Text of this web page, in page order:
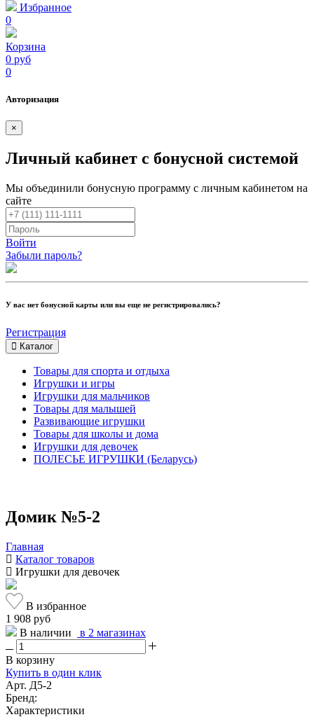
Избранное
0
Корзина
0 руб
0
Авторизация
×
Личный кабинет с бонусной системой
Мы объединили бонусную программу с личным кабинетом на
сайте
Войти
Забыли пароль?
У вас нет бонусной карты или вы еще не регистрировались?
Регистрация
Каталог
Товары для спорта и отдыха
Игрушки и игры
Игрушки для мальчиков
Товары для малышей
Развивающие игрушки
Товары для школы и дома
Игрушки для девочек
ПОЛЕСЬЕ ИГРУШКИ (Беларусь)
Домик №5-2
Главная
Каталог товаров
Игрушки для девочек
В избранное
1 908 руб
В наличии
в 2 магазинах
В корзину
Купить в один клик
Арт. Д5-2
Бренд:
Характеристики